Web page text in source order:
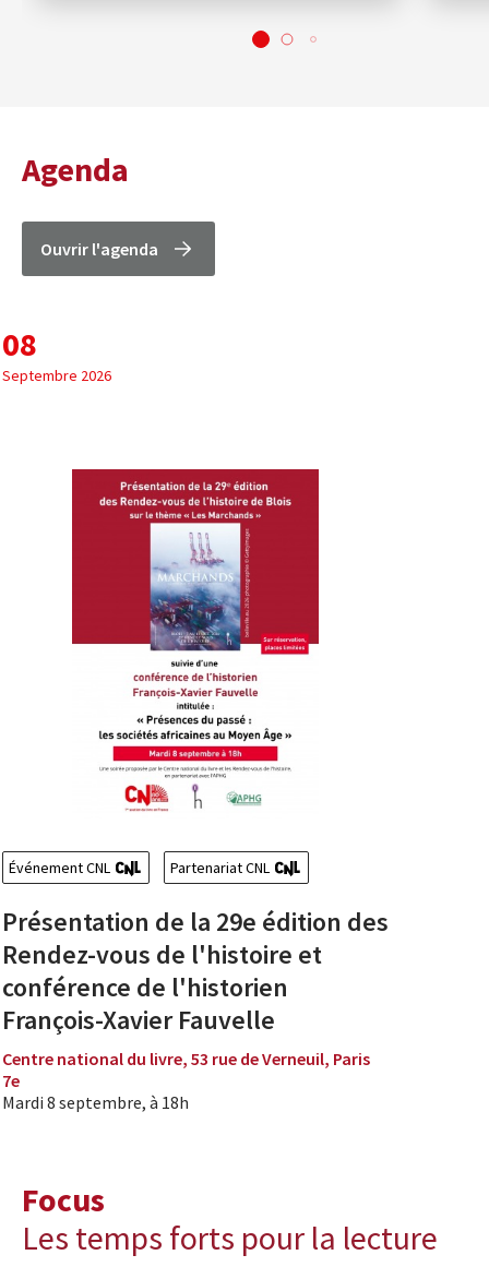
Agenda
Ouvrir l'agenda
08
Septembre 2026
Événement CNL Partenariat CNL
Présentation de la 29e édition des
Rendez-vous de l'histoire et
conférence de l'historien
François-Xavier Fauvelle
Centre national du livre, 53 rue de Verneuil, Paris
7e
Mardi 8 septembre, à 18h
Focus
Les temps forts pour la lecture